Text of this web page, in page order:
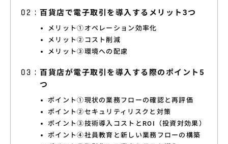
セミナー情報
特集コラム
動画ギャラリー
お知らせ・イベント情報
百貨店で電子取引を導入するメリット3つ
メリット①オペレーション効率化
メリット②コスト削減
メリット③環境への配慮
百貨店が電子取引を導入する際のポイント5
つ
ポイント①現状の業務フローの確認と再評価
ポイント②セキュリティリスクと対策
ポイント③技術導入コストとROI（投資対効果）
ポイント④社員教育と新しい業務フローの構築